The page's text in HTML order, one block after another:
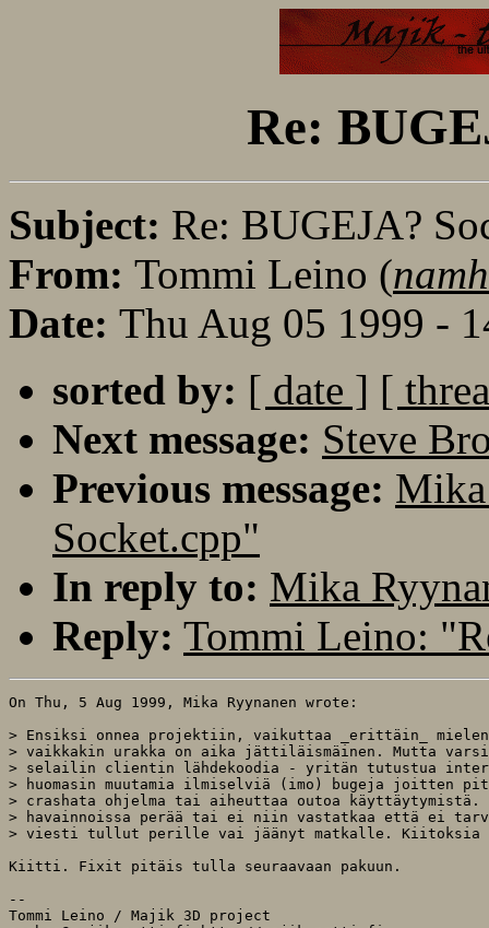
Re:
Subject: Re: BUGEJA?
From: Tommi Leino (
Date: Thu Aug 05 1999 -
sorted by: [ date ] [
Next message: Steve
Previous message:
Socket.cpp"
In reply to: Mika
Reply: Tommi Leino:
On Thu, 5 Aug 1999, Mika Ryynanen wrote:
> Ensiksi onnea projektiin, vaikuttaa _erittäin_
> vaikkakin urakka on aika jättiläismäinen. Mutta
> selailin clientin lähdekoodia - yritän tutustua
> huomasin muutamia ilmiselviä (imo) bugeja joitten
> crashata ohjelma tai aiheuttaa outoa käyttäytymistä.
> havainnoissa perää tai ei niin vastatkaa että ei
> viesti tullut perille vai jäänyt matkalle.
Kiitti. Fixit pitäis tulla seuraavaan pakuun.
--